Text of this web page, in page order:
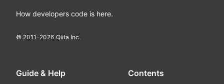
How developers code is here.
© 2011-2026 Qiita Inc.
Guide & Help Contents